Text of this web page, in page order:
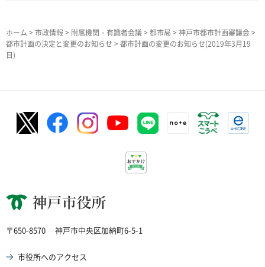
ホーム > 市政情報 > 附属機関・有識者会議> 都市局 > 神戸市都市計画審議会>
都市計画の決定と変更のお知らせ > 都市計画の変更のお知らせ(2019年3月19
日)
神戸市役所
〒650-8570 神戸市中央区加納町6-5-1
市役所へのアクセス